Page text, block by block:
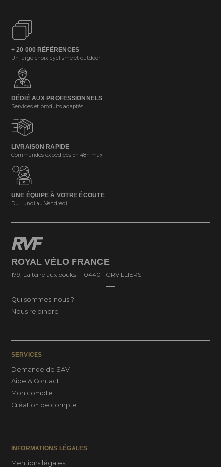
+ 20 000 RÉFÉRENCES
Un large choix cyclisme et outdoor
DÉDIÉ AUX PROFESSIONNELS
Services et produits adaptés
LIVRAISON RAPIDE
Commandes expédiées en 48h max
UNE ÉQUIPE À VOTRE ÉCOUTE
Du Lundi au Vendredi
ROYAL VÉLO FRANCE
179, La terre aux poules - 10440 TORVILLIERS
Qui sommes-nous ?
Nous rejoindre
SERVICES
Demande de SAV
Aide & Contact
Mon compte
Création de compte
INFORMATIONS LÉGALES
Mentions légales